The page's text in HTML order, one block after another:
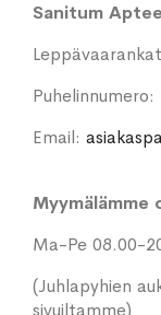
Sanitum
Puhelinnumero:
Email:
Myymälämme
Ma-Pe 08.00-
(Juhlapyhien
sivuiltamme)